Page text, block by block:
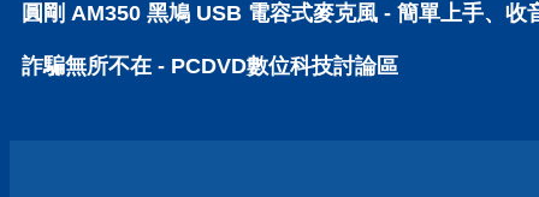
圓剛 AM350 黑鳩 USB 電容式麥克風 - 簡單上手、
詐騙無所不在 - PCDVD數位科技討論區